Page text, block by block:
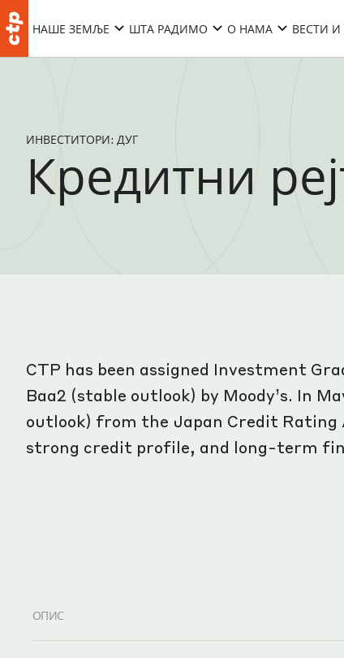
НАШЕ ЗЕМЉЕ ШТА РАДИМО О НАМА ВЕСТИ И
ИНВЕСТИТОРИ: ДУГ
Кредитни
CTP has been assigned Investment
Baa2 (stable outlook) by Moody’s. In
outlook) from the Japan Credit Rating
strong credit profile, and long-term
ОПИС